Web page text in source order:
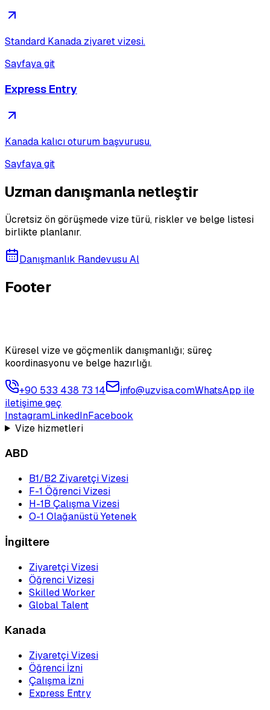
Standard Kanada ziyaret vizesi.
Sayfaya git
Express Entry
Kanada kalıcı oturum başvurusu.
Sayfaya git
Uzman danışmanla netleştir
Ücretsiz ön görüşmede vize türü, riskler ve belge listesi
birlikte planlanır.
Danışmanlık Randevusu Al
Footer
Küresel vize ve göçmenlik danışmanlığı; süreç
koordinasyonu ve belge hazırlığı.
+90 533 438 73 14 info@uzvisa.comWhatsApp ile
iletişime geç
InstagramLinkedInFacebook
Vize hizmetleri
ABD
B1/B2 Ziyaretçi Vizesi
F-1 Öğrenci Vizesi
H-1B Çalışma Vizesi
O-1 Olağanüstü Yetenek
İngiltere
Ziyaretçi Vizesi
Öğrenci Vizesi
Skilled Worker
Global Talent
Kanada
Ziyaretçi Vizesi
Öğrenci İzni
Çalışma İzni
Express Entry